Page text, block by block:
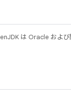
は Oracle およ